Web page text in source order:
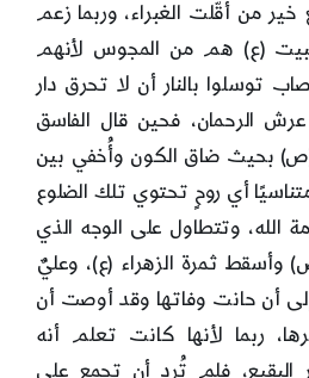
خير من أقّلت الغبراء، وربما زعم
(ع) هم من المجوس لأنهم
توسلوا بالنار أن لا تحرق دار
الرحمان، فحين قال الفاسق
(ص) بحيث ضاق الكون وأُخفي بين
أي روحٍ تحتوي تلك الضلوع
الله، وتتطاول على الوجه الذي
وأسقط ثمرة الزهراء (ع)، وعليٌ
أن حانت وفاتها وقد أوصت أن
ربما لأنها كانت تعلم أنه
فلم تُرد أن تجمع على